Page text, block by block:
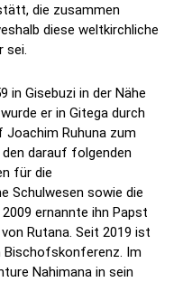
die zusammen
diese weltkirchliche
sei.
in Gisebuzi in der Nähe
er in Gitega durch
Ruhuna zum
darauf folgenden
für die
Schulwesen sowie die
ernannte ihn Papst
Rutana. Seit 2019 ist
Bischofskonferenz. Im
Nahimana in sein